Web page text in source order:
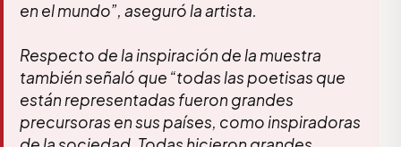
en el mundo”, aseguró la artista.
Respecto de la inspiración de la muestra
también señaló que “todas las poetisas que
están representadas fueron grandes
precursoras en sus países, como inspiradoras